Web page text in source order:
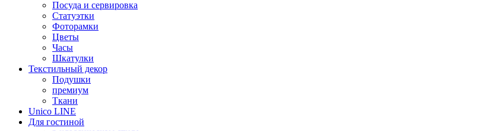
Посуда и сервировка
Статуэтки
Фоторамки
Цветы
Часы
Шкатулки
Текстильный декор
Подушки
премиум
Ткани
Unico LINE
Для гостиной